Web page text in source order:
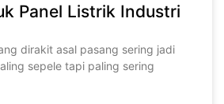
Panel Listrik Industri
dirakit asal pasang sering jadi
sepele tapi paling sering